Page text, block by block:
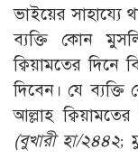
ভাইয়ের সাহায্যে
ব্যক্তি কোন
ক্বিয়ামতের
দিবেন। যে
আল্লাহ
(বুখারী হা/২৪৪২;